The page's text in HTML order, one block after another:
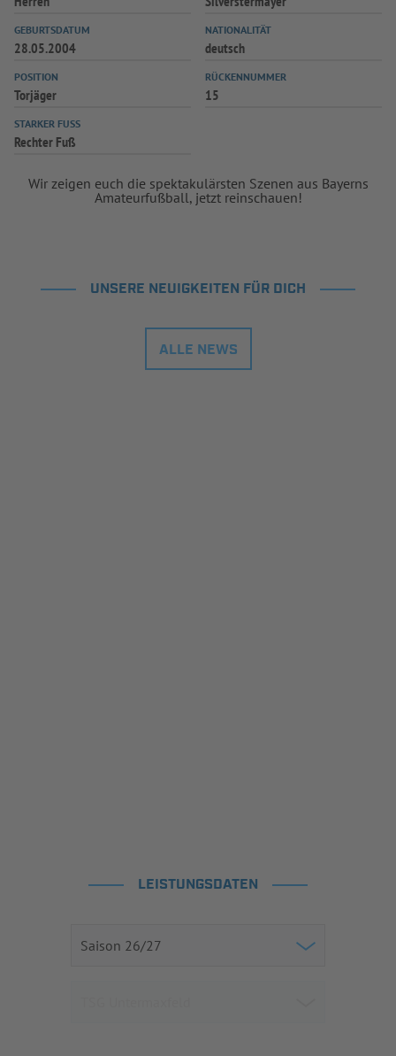
SPIELPLUS
GEBURTSDATUM
28.05.2004
NATIONALITÄT
deutsch
POSITION
Torjäger
RÜCKENNUMMER
15
STARKER FUSS
Rechter Fuß
Wir zeigen euch die spektakulärsten Szenen aus Bayerns
Amateurfußball, jetzt reinschauen!
UNSERE NEUIGKEITEN FÜR DICH
ALLE NEWS
LEISTUNGSDATEN